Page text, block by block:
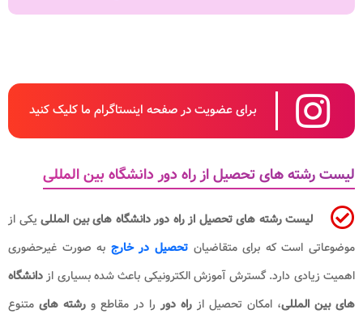
برای عضویت در صفحه اینستاگرام ما کلیک کنید
لیست رشته های تحصیل از راه دور دانشگاه بین المللی
لیست رشته های تحصیل از راه دور دانشگاه های بین المللی یکی از
موضوعاتی است که برای متقاضیان تحصیل در خارج به صورت غیرحضوری
اهمیت زیادی دارد. گسترش آموزش الکترونیکی باعث شده بسیاری ازدانشگاه
های بین المللی، امکان تحصیل از راه دوررا در مقاطع و رشته های متنوع